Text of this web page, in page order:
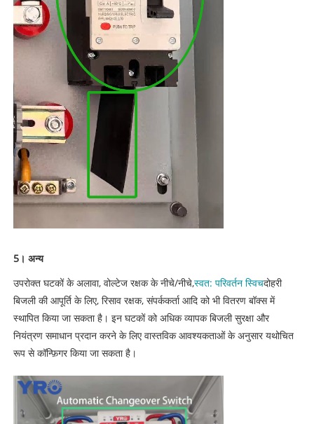
5। अन्य
उपरोक्त घटकों के अलावा, वोल्टेज रक्षक के नीचे/नीचे,स्वत: परिवर्तन स्विचदोहरी
बिजली की आपूर्ति के लिए, रिसाव रक्षक, संपर्ककर्ता आदि को भी वितरण बॉक्स में
स्थापित किया जा सकता है। इन घटकों को अधिक व्यापक बिजली सुरक्षा और
नियंत्रण समाधान प्रदान करने के लिए वास्तविक आवश्यकताओं के अनुसार यथोचित
रूप से कॉन्फ़िगर किया जा सकता है।